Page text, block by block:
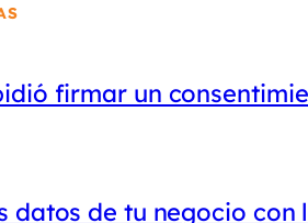
firmar un
datos de tu negocio